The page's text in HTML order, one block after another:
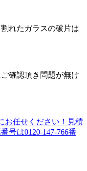
れたガラスの破片は
確認頂き問題が無け